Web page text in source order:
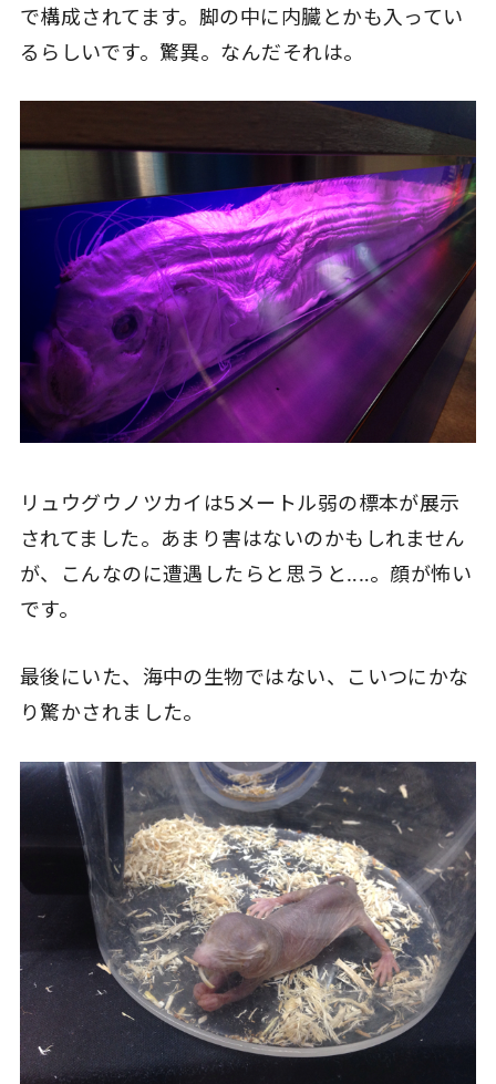
で構成されてます。脚の中に内臓とかも入ってい
るらしいです。驚異。なんだそれは。
リュウグウノツカイは5メートル弱の標本が展示
されてました。あまり害はないのかもしれません
が、こんなのに遭遇したらと思うと‥‥。顔が怖い
です。
最後にいた、海中の生物ではない、こいつにかな
り驚かされました。